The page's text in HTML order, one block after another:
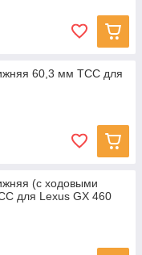
60,3 мм ТСС для
(с ходовыми
для Lexus GX 460